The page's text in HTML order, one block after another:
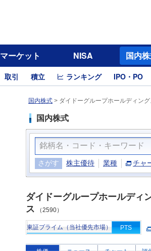
マーケット NISA 国内
取引 積立 ランキング IPO・PO
国内株式 > ダイドーグループホールディン
国内株式
さがす 株主優待 業種 チャ
ダイドーグループホールディ
ス （2590）
東証プライム（当社優先市場） PTS